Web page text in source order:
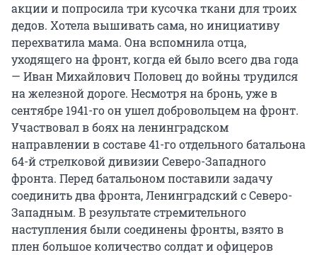
акции и попросила три кусочка ткани для троих
дедов. Хотела вышивать сама, но инициативу
перехватила мама. Она вспомнила отца,
уходящего на фронт, когда ей было всего два года
— Иван Михайлович Половец до войны трудился
на железной дороге. Несмотря на бронь, уже в
сентябре 1941-го он ушел добровольцем на фронт.
Участвовал в боях на ленинградском
направлении в составе 41-го отдельного батальона
64-й стрелковой дивизии Северо-Западного
фронта. Перед батальоном поставили задачу
соединить два фронта, Ленинградский с Северо-
Западным. В результате стремительного
наступления были соединены фронты, взято в
плен большое количество солдат и офицеров